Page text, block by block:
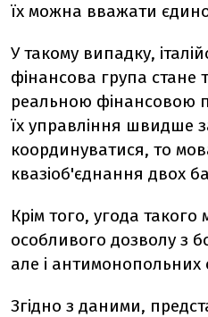
їх можна вважати
У такому випадку,
фінансова група стане
реальною фінансовою
їх управління швидше
координуватися, то
квазіоб'єднання двох
Крім того, угода
особливого дозволу з
але і антимонопольних
Згідно з даними,